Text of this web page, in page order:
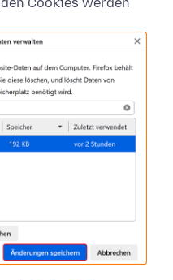
Cookies werden